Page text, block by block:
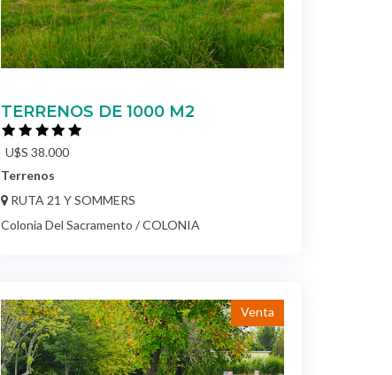
TERRENOS DE 1000 M2
U$S 38.000
Terrenos
RUTA 21 Y SOMMERS
Colonia Del Sacramento / COLONIA
Venta